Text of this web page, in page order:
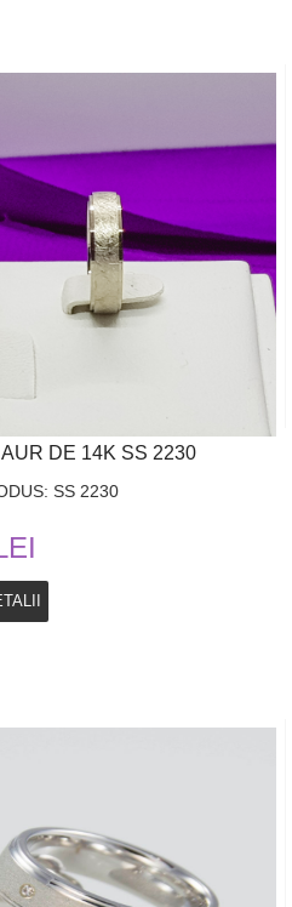
DE 14K SS 2230
SS 2230